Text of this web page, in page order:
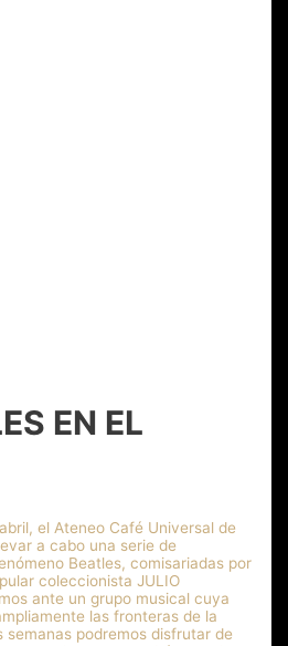
EN EL
el Ateneo Café Universal de
a cabo una serie de
Beatles, comisariadas por
coleccionista JULIO
ante un grupo musical cuya
las fronteras de la
semanas podremos disfrutar de